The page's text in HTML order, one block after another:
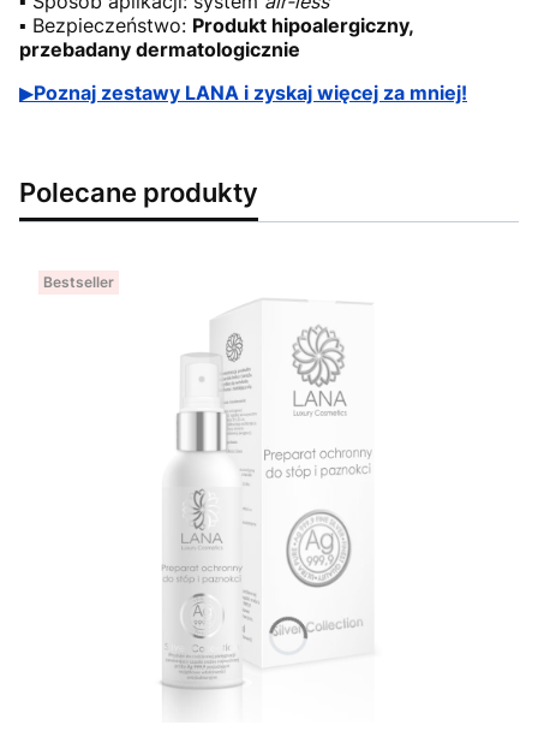
▪ Bezpieczeństwo: Produkt hipoalergiczny,
przebadany dermatologicznie
▶Poznaj zestawy LANA i zyskaj więcej za mniej!
Polecane produkty
Bestseller